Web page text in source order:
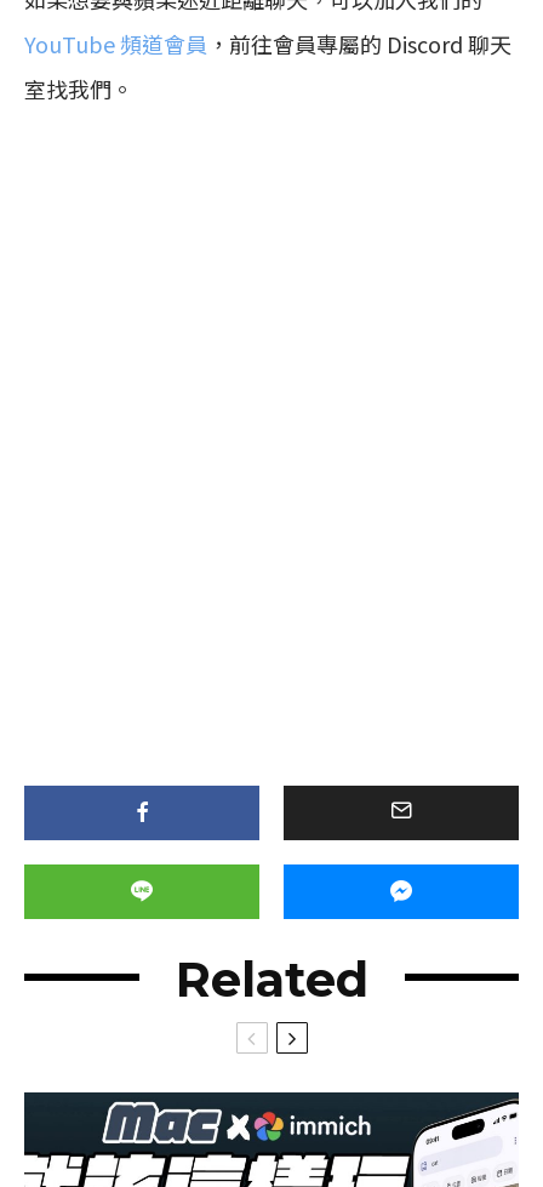
YouTube 頻道會員 ，前往會員專屬的 Discord 聊天
室找我們。
Related